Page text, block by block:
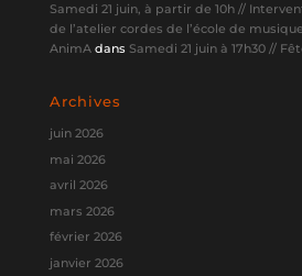
Samedi 21 juin, à partir de 10h //
de l’atelier cordes de l’école de
AnimAdans Samedi 21 juin à 17h30 //
Archives
juin 2026
mai 2026
avril 2026
mars 2026
février 2026
janvier 2026